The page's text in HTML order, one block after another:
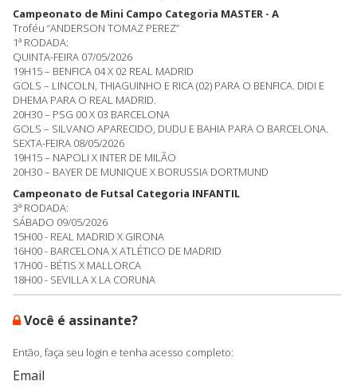
Campeonato de Mini Campo Categoria MASTER - A
Troféu “ANDERSON TOMAZ PEREZ”
1ª RODADA:
QUINTA-FEIRA 07/05/2026
19H15 – BENFICA 04 X 02 REAL MADRID
GOLS – LINCOLN, THIAGUINHO E RICA (02) PARA O BENFICA. DIDI E
DHEMA PARA O REAL MADRID.
20H30 – PSG 00 X 03 BARCELONA
GOLS – SILVANO APARECIDO, DUDU E BAHIA PARA O BARCELONA.
SEXTA-FEIRA 08/05/2026
19H15 – NAPOLI X INTER DE MILÃO
20H30 – BAYER DE MUNIQUE X BORUSSIA DORTMUND
Campeonato de Futsal Categoria INFANTIL
3ª RODADA:
SÁBADO 09/05/2026
15H00 - REAL MADRID X GIRONA
16H00 - BARCELONA X ATLÉTICO DE MADRID
17H00 - BÉTIS X MALLORCA
18H00 - SEVILLA X LA CORUNA
Você é assinante?
Então, faça seu login e tenha acesso completo:
Email